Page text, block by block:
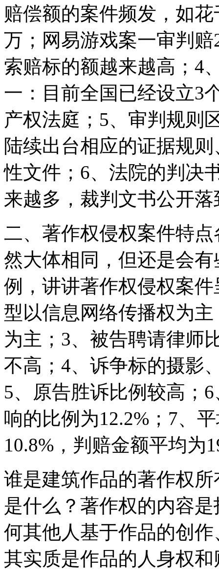
赔偿额的案件频发，如
万；网易游戏案一审判
索赔标的额越来越高；4
一：目前全国已经设立3
产权法庭；5、审判规则
陆续出台相应的证据规
性文件；6、法院的判决
来越多，裁判文书公开
二、著作权侵权案件特
然大体相同，但还是会
例，讲讲著作权侵权案
型以信息网络传播权为
为主；3、被告聘请律师
不高；4、诉争标的摄影
5、原告胜诉比例较高；
响的比例为12.2%；7、
10.8%，判赔金额平均为
谁是建筑作品的著作权
是什么？著作权的内容
何其他人基于作品的创
其实质是作品的人身权